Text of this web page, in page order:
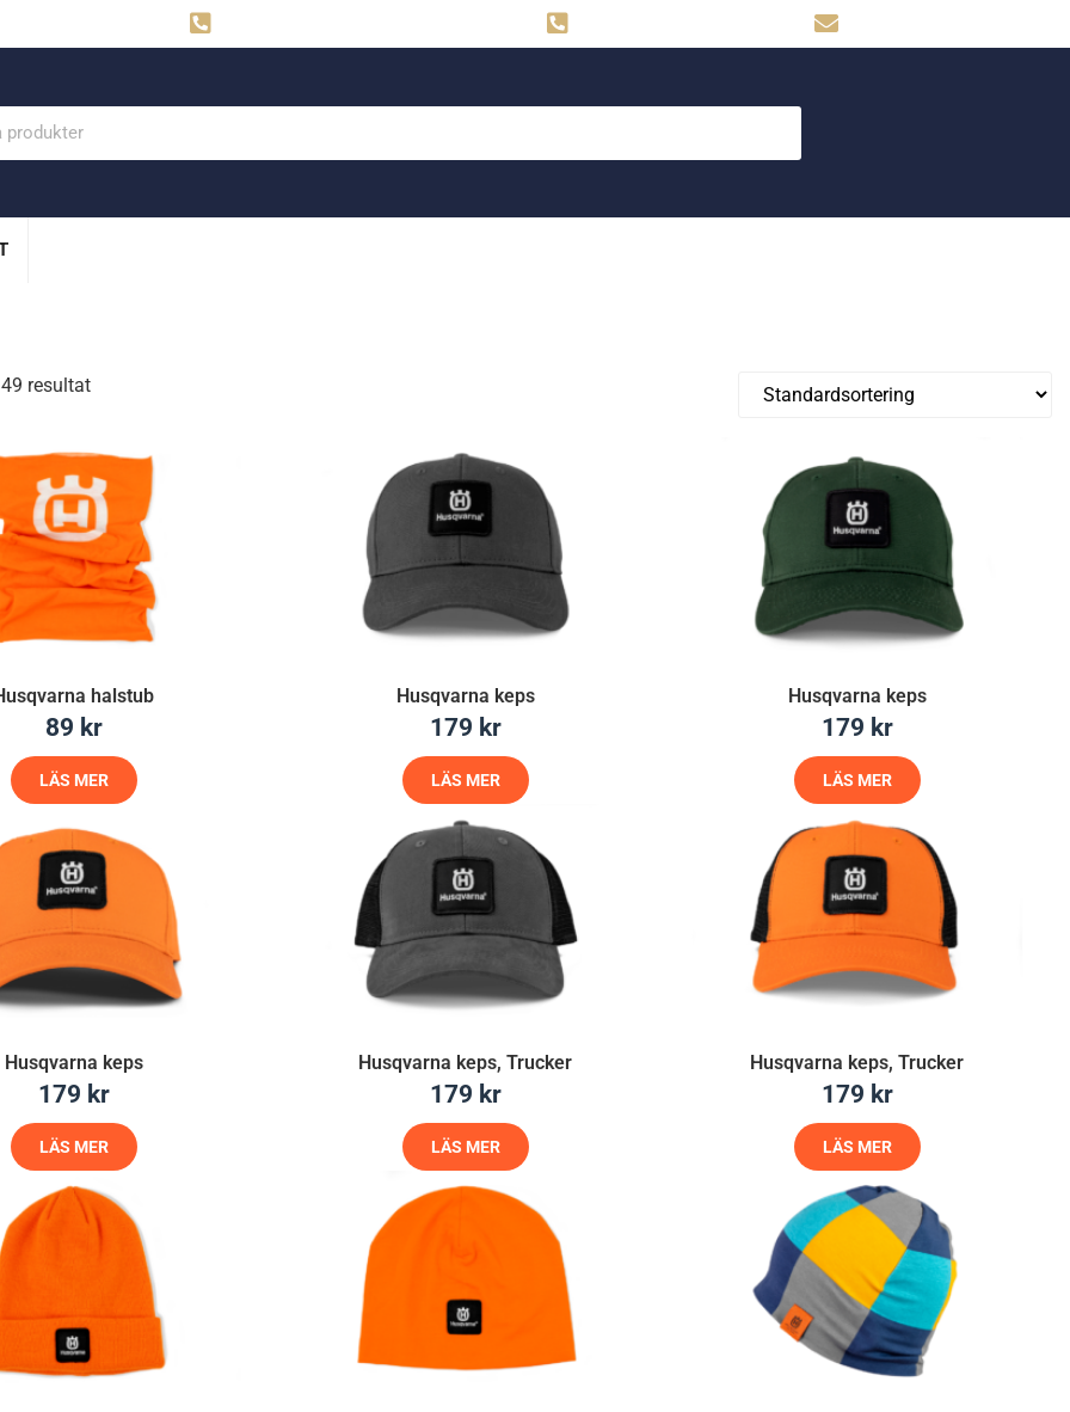
resultat
halstub
89 kr
LÄS MER
Husqvarna keps
179 kr
LÄS MER
Husqvarna keps
179 kr
LÄS MER
Husqvarna keps
179 kr
LÄS MER
Husqvarna keps, Trucker
179 kr
LÄS MER
Husqvarna keps, Trucker
179 kr
LÄS MER